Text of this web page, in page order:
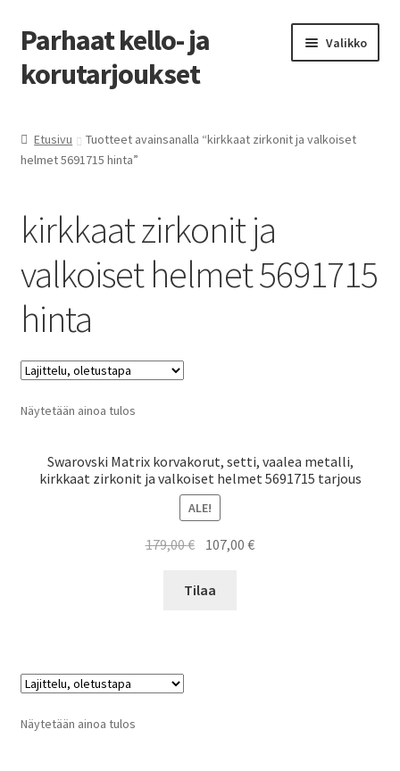
Siirry
navigointiin
Siirry
sisältöön
Parhaat kello- ja
korutarjoukset
Valikko
Parhaat tarjoukset
Etusivu
Tuotteet avainsanalla “kirkkaat zirkonit ja valkoiset
helmet 5691715 hinta”
kirkkaat zirkonit ja
valkoiset helmet 5691715
hinta
Näytetään ainoa tulos
Swarovski Matrix korvakorut, setti, vaalea metalli,
kirkkaat zirkonit ja valkoiset helmet 5691715 tarjous
ALE!
179,00€ Alkuperäinen
oli:
107,00€Nykyinen
Tilaa
Näytetään ainoa tulos